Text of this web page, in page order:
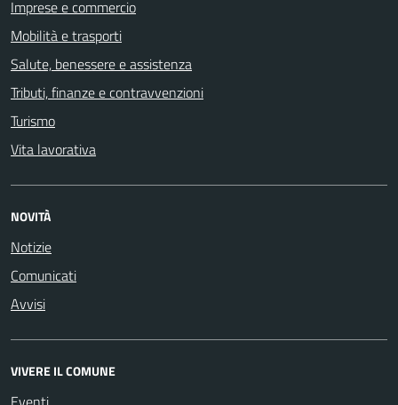
Imprese e commercio
Mobilità e trasporti
Salute, benessere e assistenza
Tributi, finanze e contravvenzioni
Turismo
Vita lavorativa
NOVITÀ
Notizie
Comunicati
Avvisi
VIVERE IL COMUNE